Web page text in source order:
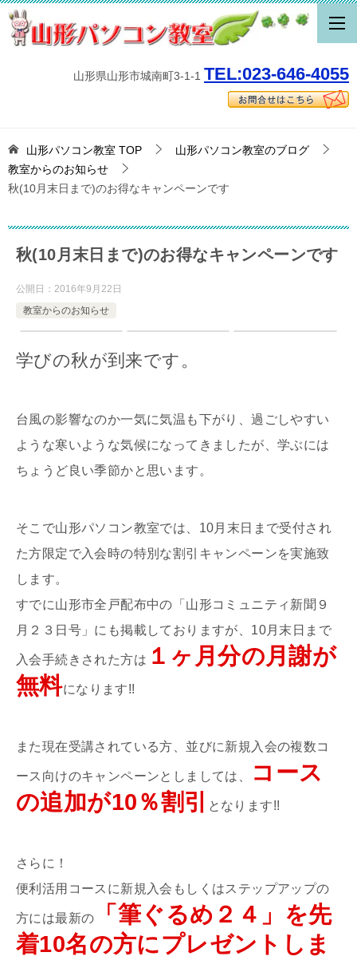
山形県山形市城南町3-1-1 TEL:023-646-4055
山形パソコン教室 TOP
山形パソコン教室のブログ
教室からのお知らせ
秋(10月末日まで)のお得なキャンペーンです
秋(10月末日まで)のお得なキャンペーンです
公開日： 2016年9月22日
教室からのお知らせ
学びの秋が到来です。
台風の影響なのか一気に気温も下がり、過ごしやすい
ような寒いような気候になってきましたが、学ぶには
ちょうど良い季節かと思います。
そこで山形パソコン教室では、10月末日まで受付され
た方限定で入会時の特別な割引キャンペーンを実施致
します。
すでに山形市全戸配布中の「山形コミュニティ新聞９
月２３日号」にも掲載しておりますが、10月末日まで
入会手続きされた方は １ヶ月分の月謝が
無料になります!!
また現在受講されている方、並びに新規入会の複数コ
ース向けのキャンペーンとしましては、
コース
の追加が10％割引
となります!!
さらに！
便利活用コースに新規入会もしくはステップアップの
方には最新の
「筆ぐるめ２４」を先
着10名の方にプレゼントしま